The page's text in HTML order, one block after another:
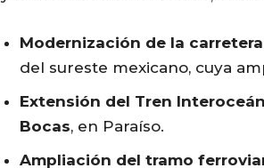
Modernización de la
del sureste mexicano, cuya
Extensión del Tren
Bocas, en Paraíso.
Ampliación del tramo